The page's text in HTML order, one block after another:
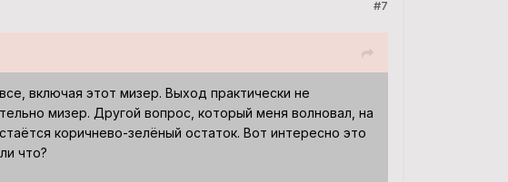
#7
включая этот мизер. Выход практически не
мизер. Другой вопрос, который меня волновал, на
коричнево-зелёный остаток. Вот интересно это
что?